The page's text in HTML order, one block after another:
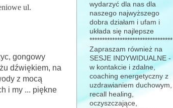
ul.
gongowy
dźwiękiem, na
z mocą
i my ... piękne
wydarzyć dla nas dla
naszego najwyższego
dobra działam i ufam i
układa się najlepsze
*********************************
Zapraszam również na
SESJE INDYWIDUALNE -
w kontakcie i zdalne,
coaching energetyczny z
uzdrawianiem duchowym,
recall healing,
oczyszczające,